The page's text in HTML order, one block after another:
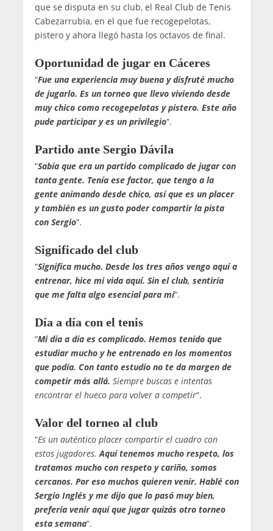
que se disputa en su club, el Real Club de Tenis
Cabezarrubia, en el que fue recogepelotas,
pistero y ahora llegó hasta los octavos de final.
Oportunidad de jugar en Cáceres
“Fue una experiencia muy buena y disfruté mucho
de jugarlo. Es un torneo que llevo viviendo desde
muy chico como recogepelotas y pistero. Este año
pude participar y es un privilegio“.
Partido ante Sergio Dávila
“Sabía que era un partido complicado de jugar con
tanta gente. Tenía ese factor, que tengo a la
gente animando desde chico, así que es un placer
y también es un gusto poder compartir la pista
con Sergio“.
Significado del club
“Significa mucho. Desde los tres años vengo aquí a
entrenar, hice mi vida aquí. Sin el club, sentiría
que me falta algo esencial para mí“.
Día a día con el tenis
“Mi día a día es complicado. Hemos tenido que
estudiar mucho y he entrenado en los momentos
que podía. Con tanto estudio no te da margen de
competir más allá. Siempre buscas e intentas
encontrar el hueco para volver a competir“.
Valor del torneo al club
“Es un auténtico placer compartir el cuadro con
estos jugadores. Aquí tenemos mucho respeto, los
tratamos mucho con respeto y cariño, somos
cercanos. Por eso muchos quieren venir. Hablé con
Sergio Inglés y me dijo que lo pasó muy bien,
prefería venir aquí que jugar quizás otro torneo
esta semana“.